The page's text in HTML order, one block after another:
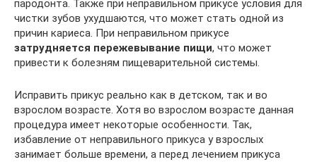
пародонта. Также при неправильном прикусе условия для
чистки зубов ухудшаются, что может стать одной из
причин кариеса. При неправильном прикусе
затрудняется пережевывание пищи, что может
привести к болезням пищеварительной системы.
Исправить прикус реально как в детском, так и во
взрослом возрасте. Хотя во взрослом возрасте данная
процедура имеет некоторые особенности. Так,
избавление от неправильного прикуса у взрослых
занимает больше времени, а перед лечением прикуса